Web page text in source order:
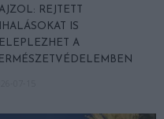
REJTETT
IS
A